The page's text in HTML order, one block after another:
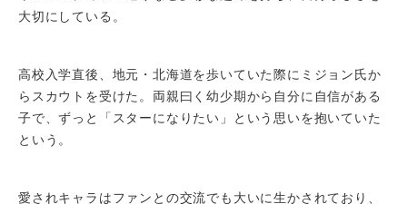
大切にしている。
高校入学直後、地元・北海道を歩いていた際にミジョン氏か
らスカウトを受けた。両親曰く幼少期から自分に自信がある
子で、ずっと「スターになりたい」という思いを抱いていた
という。
愛されキャラはファンとの交流でも大いに生かされており、